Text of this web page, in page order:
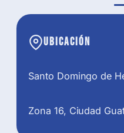
Ubicación
Santo Domingo de
Zona 16, Ciudad